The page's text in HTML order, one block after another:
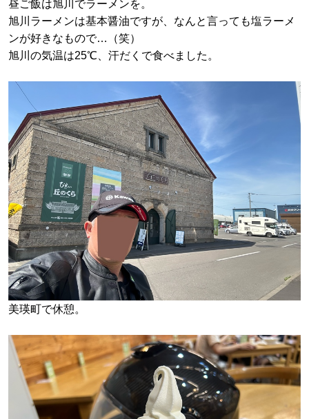
昼ご飯は旭川でラーメンを。
旭川ラーメンは基本醤油ですが、なんと言っても塩ラーメ
ンが好きなもので…（笑）
旭川の気温は25℃、汗だくで食べました。
美瑛町で休憩。